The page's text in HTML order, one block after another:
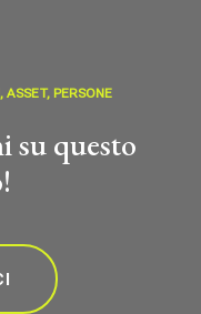
PERSONE
su questo